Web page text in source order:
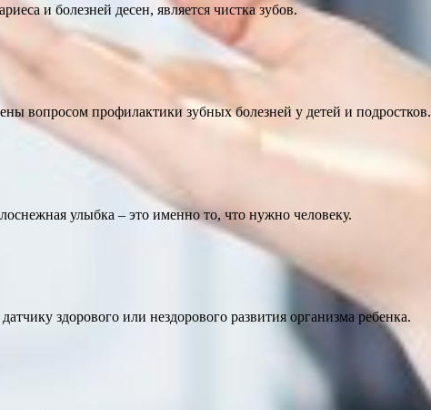
и болезней десен, является чистка зубов.
вопросом профилактики зубных болезней у детей и подростков.
улыбка – это именно то, что нужно человеку.
здорового или нездорового развития организма ребенка.